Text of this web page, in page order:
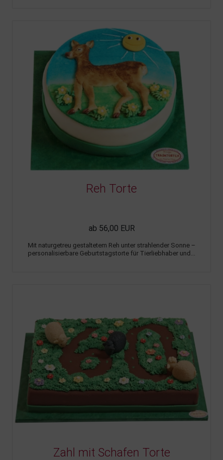
Reh Torte
ab 56,00 EUR
Mit naturgetreu gestaltetem Reh unter strahlender Sonne –
personalisierbare Geburtstagstorte für Tierliebhaber und...
Zahl mit Schafen Torte